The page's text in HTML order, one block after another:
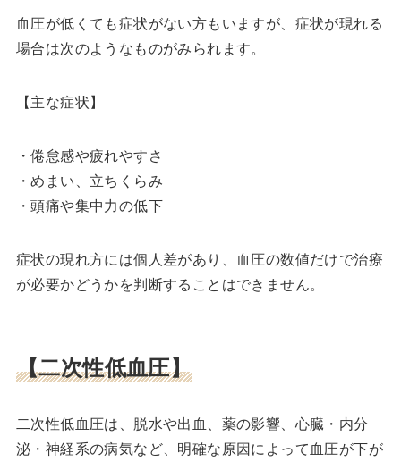
血圧が低くても症状がない方もいますが、症状が現れる
場合は次のようなものがみられます。
【主な症状】
・倦怠感や疲れやすさ
・めまい、立ちくらみ
・頭痛や集中力の低下
症状の現れ方には個人差があり、血圧の数値だけで治療
が必要かどうかを判断することはできません。
【二次性低血圧】
二次性低血圧は、脱水や出血、薬の影響、心臓・内分
泌・神経系の病気など、明確な原因によって血圧が下が